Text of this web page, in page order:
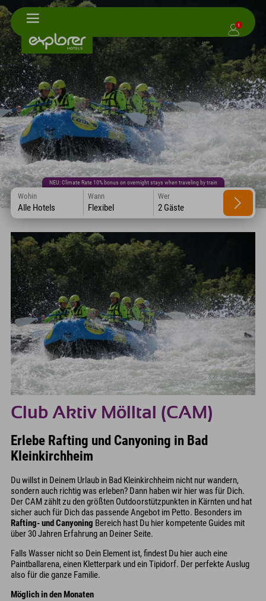
1
NEU: Climate Rate 10% bonus on overnight stays when traveling by train
Wohin
Alle Hotels
Wann
Flexibel
Wer
2 Gäste
Club Aktiv Mölltal (CAM)
Erlebe Rafting und Canyoning in Bad
Kleinkirchheim
Du willst in Deinem Urlaub in Bad Kleinkirchheim nicht nur wandern,
sondern auch richtig was erleben? Dann haben wir hier was für Dich.
Der CAM zählt zu den größten Outdoorstützpunkten in Kärnten und hat
sicher auch für Dich das passende Angebot im Petto. Besonders im
Rafting- und Canyoning Bereich hast Du hier kompetente Guides mit
über 30 Jahren Erfahrung an Deiner Seite.
Falls Wasser nicht so Dein Element ist, findest Du hier auch eine
Paintballarena, einen Kletterpark und ein Tipidorf. Der perfekte Auslug
also für die ganze Familie.
Möglich in den Monaten